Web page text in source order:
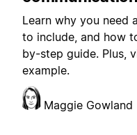
Learn why you need
to include, and how
by-step guide. Plus,
example.
Maggie Gowland